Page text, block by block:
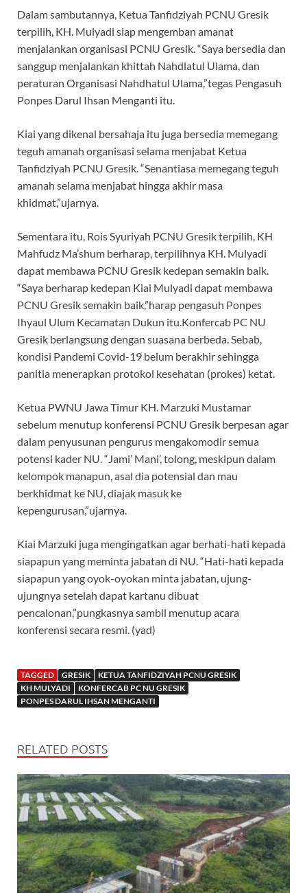
Dalam sambutannya, Ketua Tanfidziyah PCNU Gresik
terpilih, KH. Mulyadi siap mengemban amanat
menjalankan organisasi PCNU Gresik. “Saya bersedia dan
sanggup menjalankan khittah Nahdlatul Ulama, dan
peraturan Organisasi Nahdhatul Ulama,”tegas Pengasuh
Ponpes Darul Ihsan Menganti itu.
Kiai yang dikenal bersahaja itu juga bersedia memegang
teguh amanah organisasi selama menjabat Ketua
Tanfidziyah PCNU Gresik. “Senantiasa memegang teguh
amanah selama menjabat hingga akhir masa
khidmat,”ujarnya.
Sementara itu, Rois Syuriyah PCNU Gresik terpilih, KH
Mahfudz Ma’shum berharap, terpilihnya KH. Mulyadi
dapat membawa PCNU Gresik kedepan semakin baik.
“Saya berharap kedepan Kiai Mulyadi dapat membawa
PCNU Gresik semakin baik,”harap pengasuh Ponpes
Ihyaul Ulum Kecamatan Dukun itu.Konfercab PC NU
Gresik berlangsung dengan suasana berbeda. Sebab,
kondisi Pandemi Covid-19 belum berakhir sehingga
panitia menerapkan protokol kesehatan (prokes) ketat.
Ketua PWNU Jawa Timur KH. Marzuki Mustamar
sebelum menutup konferensi PCNU Gresik berpesan agar
dalam penyusunan pengurus mengakomodir semua
potensi kader NU. “Jami’ Mani’, tolong, meskipun dalam
kelompok manapun, asal dia potensial dan mau
berkhidmat ke NU, diajak masuk ke
kepengurusan,”ujarnya.
Kiai Marzuki juga mengingatkan agar berhati-hati kepada
siapapun yang meminta jabatan di NU. “Hati-hati kepada
siapapun yang oyok-oyokan minta jabatan, ujung-
ujungnya setelah dapat kartanu dibuat
pencalonan,”pungkasnya sambil menutup acara
konferensi secara resmi. (yad)
TAGGED GRESIK
KETUA TANFIDZIYAH PCNU GRESIK
KH MULYADI
KONFERCAB PC NU GRESIK
PONPES DARUL IHSAN MENGANTI
RELATED POSTS